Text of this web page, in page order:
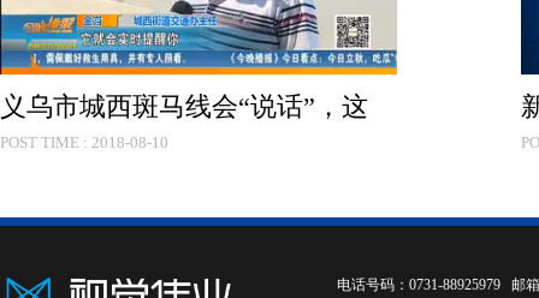
新里程 | 视觉伟业VMFAC
POST TIME : 2018-07-06
电话号码：0731-88925979 邮